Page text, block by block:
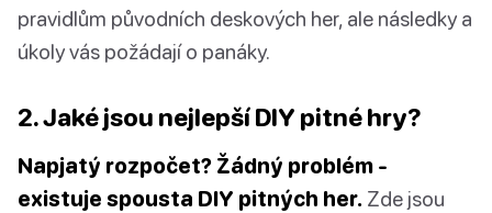
pravidlům původních deskových her, ale následky a
úkoly vás požádají o panáky.
2. Jaké jsou nejlepší DIY pitné hry?
Napjatý rozpočet? Žádný problém -
existuje spousta DIY pitných her. Zde jsou